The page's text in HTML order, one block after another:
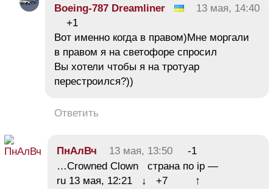
Boeing-787 Dreamliner
13 мая, 14:40
+1
Вот именно когда в правом)Мне моргали
в правом я на светофоре спросил
Вы хотели чтобы я на тротуар
перестроился?))
Ответить
ПнАлВч 13 мая, 13:50
-1
…Crowned Clown страна по ip —
ru 13 мая, 12:21 ↓ +7 ↑